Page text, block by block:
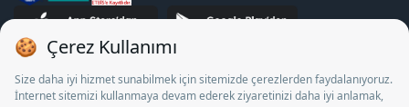
STJ İnsan Kaynakları Bilişim ve Danışmanlık A.Ş. Özel İstihdam